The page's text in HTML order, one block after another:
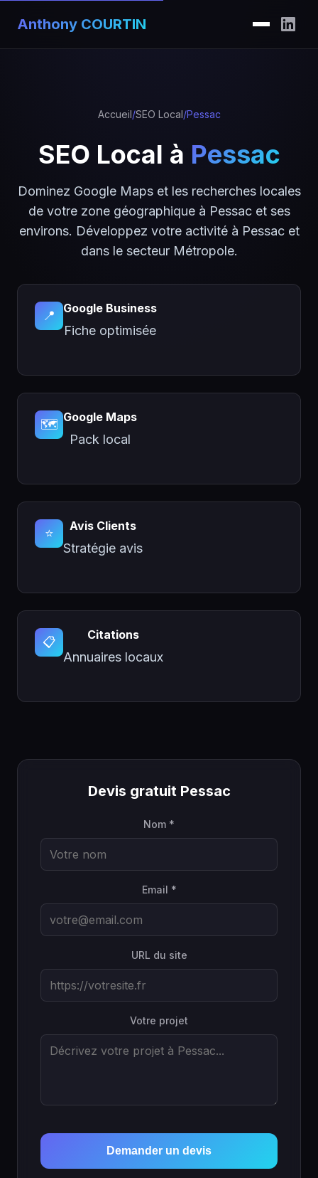
Anthony COURTIN
Accueil/SEO Local/Pessac
SEO Local à Pessac
Dominez Google Maps et les recherches locales
de votre zone géographique à Pessac et ses
environs. Développez votre activité à Pessac et
dans le secteur Métropole.
📍 Google Business
Fiche optimisée
🗺️ Google Maps
Pack local
⭐ Avis Clients
Stratégie avis
📋 Citations
Annuaires locaux
Devis gratuit Pessac
Nom *
Email *
URL du site
Votre projet
Demander un devis